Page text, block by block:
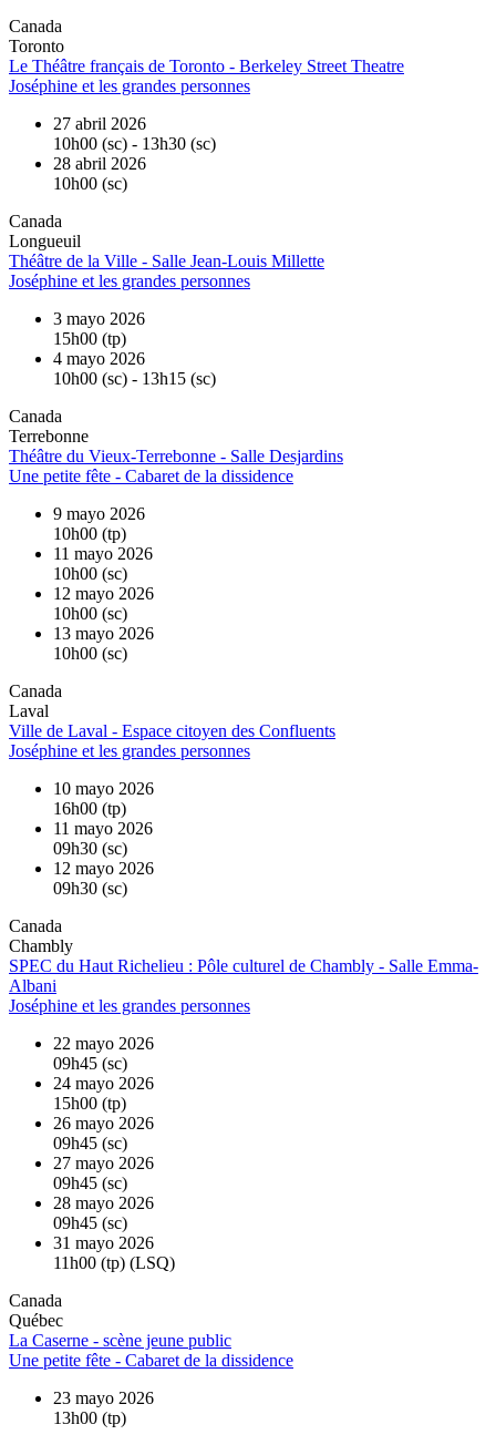
Canada
Toronto
Le Théâtre français de Toronto - Berkeley Street Theatre
Joséphine et les grandes personnes
27 abril 2026
10h00 (sc) - 13h30 (sc)
28 abril 2026
10h00 (sc)
Canada
Longueuil
Théâtre de la Ville - Salle Jean-Louis Millette
Joséphine et les grandes personnes
3 mayo 2026
15h00 (tp)
4 mayo 2026
10h00 (sc) - 13h15 (sc)
Canada
Terrebonne
Théâtre du Vieux-Terrebonne - Salle Desjardins
Une petite fête - Cabaret de la dissidence
9 mayo 2026
10h00 (tp)
11 mayo 2026
10h00 (sc)
12 mayo 2026
10h00 (sc)
13 mayo 2026
10h00 (sc)
Canada
Laval
Ville de Laval - Espace citoyen des Confluents
Joséphine et les grandes personnes
10 mayo 2026
16h00 (tp)
11 mayo 2026
09h30 (sc)
12 mayo 2026
09h30 (sc)
Canada
Chambly
SPEC du Haut Richelieu : Pôle culturel de Chambly - Salle Emma-
Albani
Joséphine et les grandes personnes
22 mayo 2026
09h45 (sc)
24 mayo 2026
15h00 (tp)
26 mayo 2026
09h45 (sc)
27 mayo 2026
09h45 (sc)
28 mayo 2026
09h45 (sc)
31 mayo 2026
11h00 (tp) (LSQ)
Canada
Québec
La Caserne - scène jeune public
Une petite fête - Cabaret de la dissidence
23 mayo 2026
13h00 (tp)